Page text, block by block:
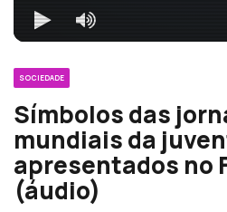
SOCIEDADE
Símbolos das
mundiais da
apresentados no
(áudio)